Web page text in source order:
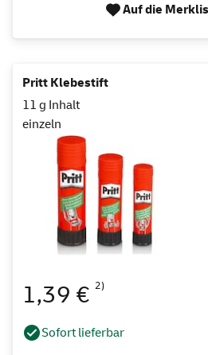
Auf die
Pritt Klebestift
11 g Inhalt
einzeln
1,39 € 2)
Sofort lieferbar